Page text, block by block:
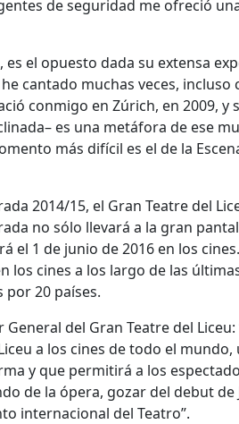
de seguridad me ofreció
el opuesto dada su extensa
cantado muchas veces,
conmigo en Zúrich, en 2009, y
es una metáfora de ese
más difícil es el de la
2014/15, el Gran Teatre del
no sólo llevará a la gran
el 1 de junio de 2016 en los
los cines a los largo de las
por 20 países.
del Gran Teatre del
a los cines de todo el
y que permitirá a los
de la ópera, gozar del debut de
internacional del Teatro”.